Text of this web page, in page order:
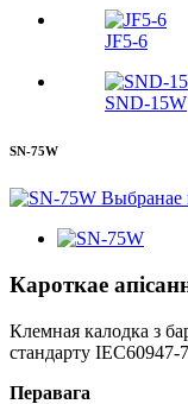
JF5-6
SND-15W
SN-75W
Кароткае
Клемная калодка з
стандарту
Перавага